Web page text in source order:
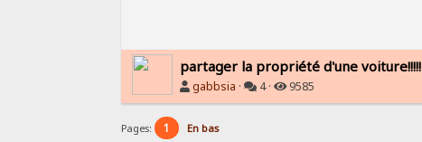
partager la propriété d'une voiture!!!!!
gabbsia · 4 · 9585
Pages: 1 En bas